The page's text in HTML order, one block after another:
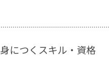
身につくスキル・資格